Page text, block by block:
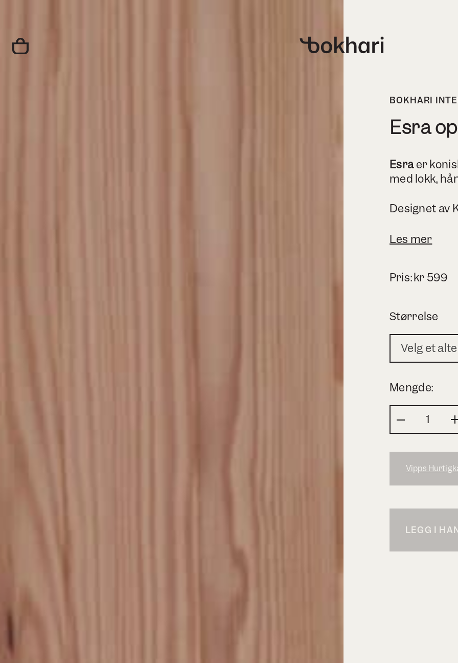
BOKHARI
Esra
Esraer
med lokk,
Designet av
Les mer
Pris: kr 599
Størrelse
Velg et
Mengde:
LEGG I
Vipps